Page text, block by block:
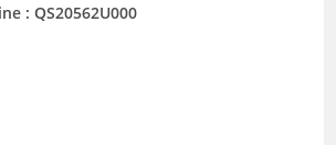
: QS20562U000